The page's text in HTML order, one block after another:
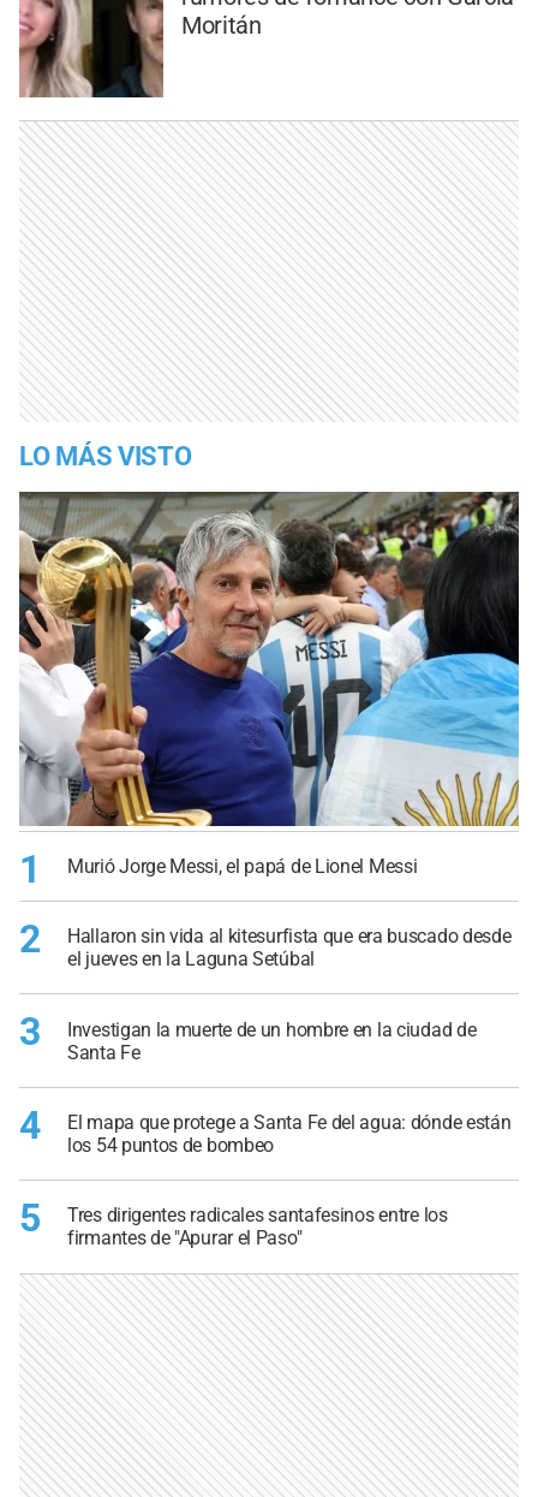
Moritán
LO MÁS VISTO
1 Murió Jorge Messi, el papá de Lionel Messi
2
Hallaron sin vida al kitesurfista que era buscado desde
el jueves en la Laguna Setúbal
3
Investigan la muerte de un hombre en la ciudad de
Santa Fe
4
El mapa que protege a Santa Fe del agua: dónde están
los 54 puntos de bombeo
5
Tres dirigentes radicales santafesinos entre los
firmantes de "Apurar el Paso"